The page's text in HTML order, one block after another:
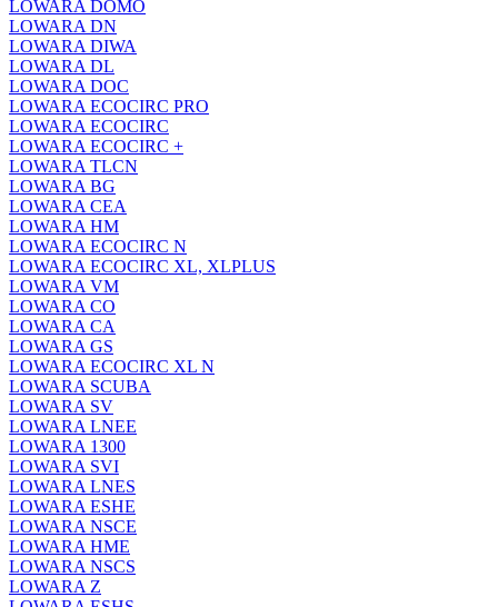
LOWARA DOMO
LOWARA DN
LOWARA DIWA
LOWARA DL
LOWARA DOC
LOWARA ECOCIRC PRO
LOWARA ECOCIRC
LOWARA ECOCIRC +
LOWARA TLCN
LOWARA BG
LOWARA CEA
LOWARA HM
LOWARA ECOCIRC N
LOWARA ECOCIRC XL, XLPLUS
LOWARA VM
LOWARA CO
LOWARA CA
LOWARA GS
LOWARA ECOCIRC XL N
LOWARA SCUBA
LOWARA SV
LOWARA LNEE
LOWARA 1300
LOWARA SVI
LOWARA LNES
LOWARA ESHE
LOWARA NSCE
LOWARA HME
LOWARA NSCS
LOWARA Z